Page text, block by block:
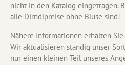
nicht in den Katalog eingetragen.
alle Dirndlpreise ohne Bluse sind!
Nähere Informationen erhalten
Wir aktualisieren ständig unser
nur einen kleinen Teil unseres